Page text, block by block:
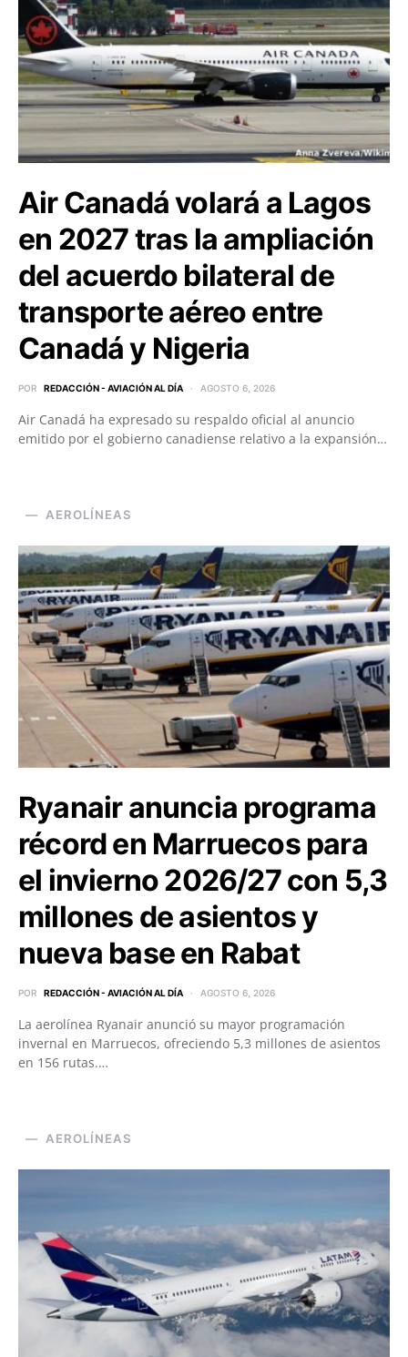
Air Canadá volará a Lagos
en 2027 tras la ampliación
del acuerdo bilateral de
transporte aéreo entre
Canadá y Nigeria
POR REDACCIÓN - AVIACIÓN AL DÍA AGOSTO 6, 2026
Air Canadá ha expresado su respaldo oficial al anuncio
emitido por el gobierno canadiense relativo a la expansión…
AEROLÍNEAS
Ryanair anuncia programa
récord en Marruecos para
el invierno 2026/27 con 5,3
millones de asientos y
nueva base en Rabat
POR REDACCIÓN - AVIACIÓN AL DÍA AGOSTO 6, 2026
La aerolínea Ryanair anunció su mayor programación
invernal en Marruecos, ofreciendo 5,3 millones de asientos
en 156 rutas.…
AEROLÍNEAS